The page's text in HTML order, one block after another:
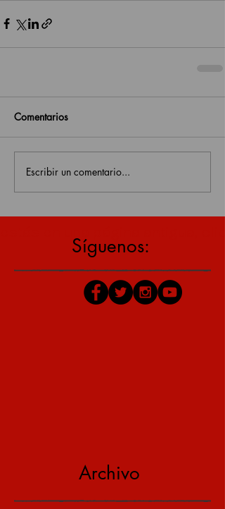
Comentarios
Escribir un comentario...
Síguenos:
Archivo